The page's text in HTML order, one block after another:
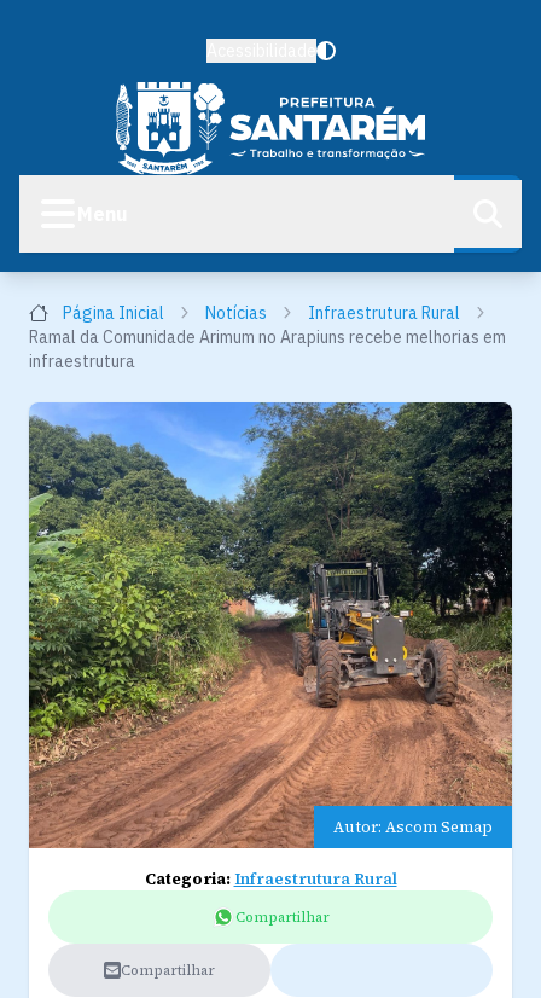
Página Inicial Notícias
Infraestrutura Rural
Ramal da Comunidade Arimum no Arapiuns recebe melhorias em
infraestrutura
Autor: Ascom Semap
Categoria:Infraestrutura Rural
Compartilhar
Compartilhar